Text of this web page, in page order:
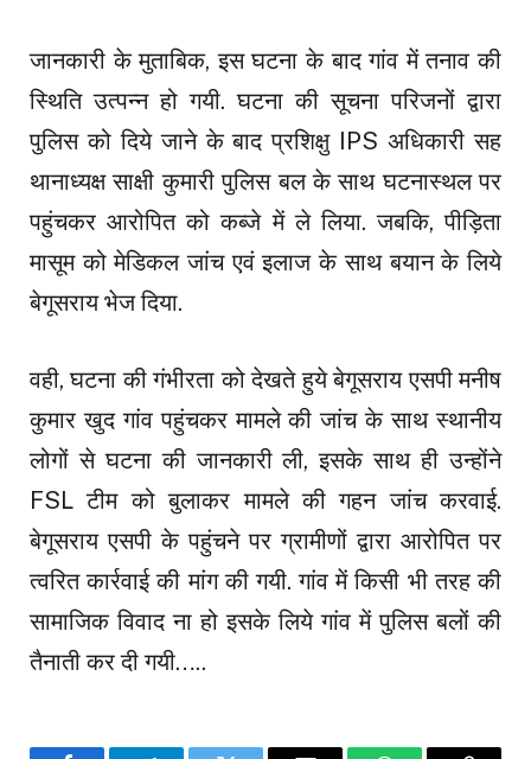
जानकारी के मुताबिक, इस घटना के बाद गांव में तनाव की
स्थिति उत्पन्न हो गयी. घटना की सूचना परिजनों द्वारा
पुलिस को दिये जाने के बाद प्रशिक्षु IPS अधिकारी सह
थानाध्यक्ष साक्षी कुमारी पुलिस बल के साथ घटनास्थल पर
पहुंचकर आरोपित को कब्जे में ले लिया. जबकि, पीड़िता
मासूम को मेडिकल जांच एवं इलाज के साथ बयान के लिये
बेगूसराय भेज दिया.
वही, घटना की गंभीरता को देखते हुये बेगूसराय एसपी मनीष
कुमार खुद गांव पहुंचकर मामले की जांच के साथ स्थानीय
लोगों से घटना की जानकारी ली, इसके साथ ही उन्होंने
FSL टीम को बुलाकर मामले की गहन जांच करवाई.
बेगूसराय एसपी के पहुंचने पर ग्रामीणों द्वारा आरोपित पर
त्वरित कार्रवाई की मांग की गयी. गांव में किसी भी तरह की
सामाजिक विवाद ना हो इसके लिये गांव में पुलिस बलों की
तैनाती कर दी गयी…..